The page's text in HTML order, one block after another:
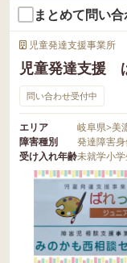
まとめて問い
児童発達支援事業所
児童発達支援
問い合わせ受付中
エリア 岐阜県>美
障害種別
発達障害
受け入れ年齢未就学小